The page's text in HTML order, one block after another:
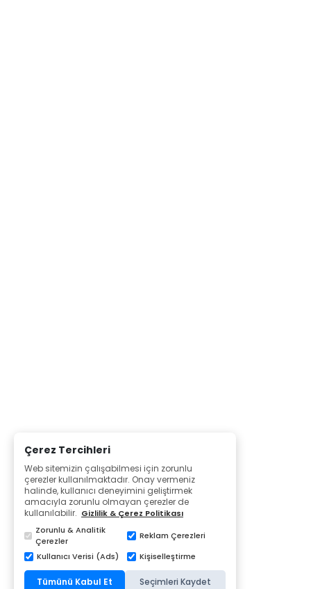
Çerez Tercihleri
Web sitemizin çalışabilmesi için zorunlu
çerezler kullanılmaktadır. Onay vermeniz
halinde, kullanıcı deneyimini geliştirmek
amacıyla zorunlu olmayan çerezler de
kullanılabilir. Gizlilik & Çerez Politikası
Zorunlu & Analitik
Çerezler
Reklam Çerezleri
Kullanıcı Verisi (Ads)
Kişiselleştirme
Tümünü Kabul Et Seçimleri Kaydet